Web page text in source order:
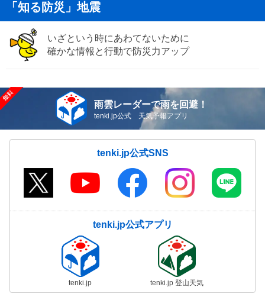
「知る防災」地震
いざという時にあわてないために
確かな情報と行動で防災力アップ
雨雲レーダーで雨を回避！
tenki.jp公式 天気予報アプリ
tenki.jp公式SNS
tenki.jp公式アプリ
tenki.jp tenki.jp 登山天気